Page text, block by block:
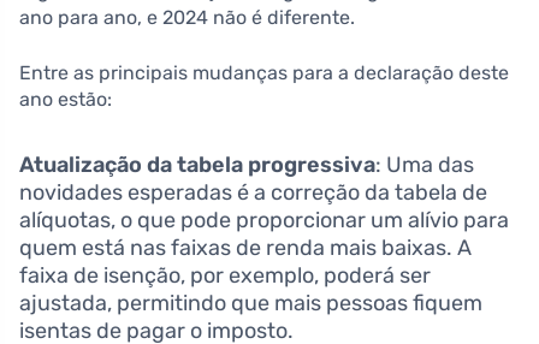
ano para ano, e 2024 não é diferente.
Entre as principais mudanças para a declaração deste
ano estão:
Atualização da tabela progressiva: Uma das
novidades esperadas é a correção da tabela de
alíquotas, o que pode proporcionar um alívio para
quem está nas faixas de renda mais baixas. A
faixa de isenção, por exemplo, poderá ser
ajustada, permitindo que mais pessoas fiquem
isentas de pagar o imposto.